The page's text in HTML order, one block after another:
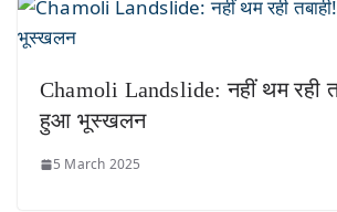
Chamoli Landslide: नहीं थम रही
हुआ भूस्खलन
5 March 2025